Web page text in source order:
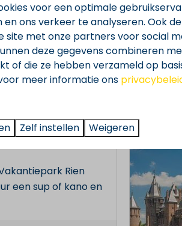
Rien
een sup of kano en
voor een optimale
en ons verkeer te analyseren. Ook
site met onze partners voor social
deze gegevens combineren
of die ze hebben verzameld op
meer informatie ons
Zelf instellen Weigeren